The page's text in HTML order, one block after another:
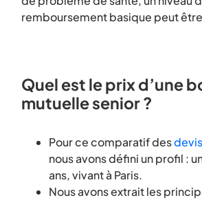
remboursement basique peut
Quel est le prix d’une
mutuelle senior ?
Pour ce comparatif des
nous avons défini un profil :
ans, vivant à Paris.
Nous avons extrait les